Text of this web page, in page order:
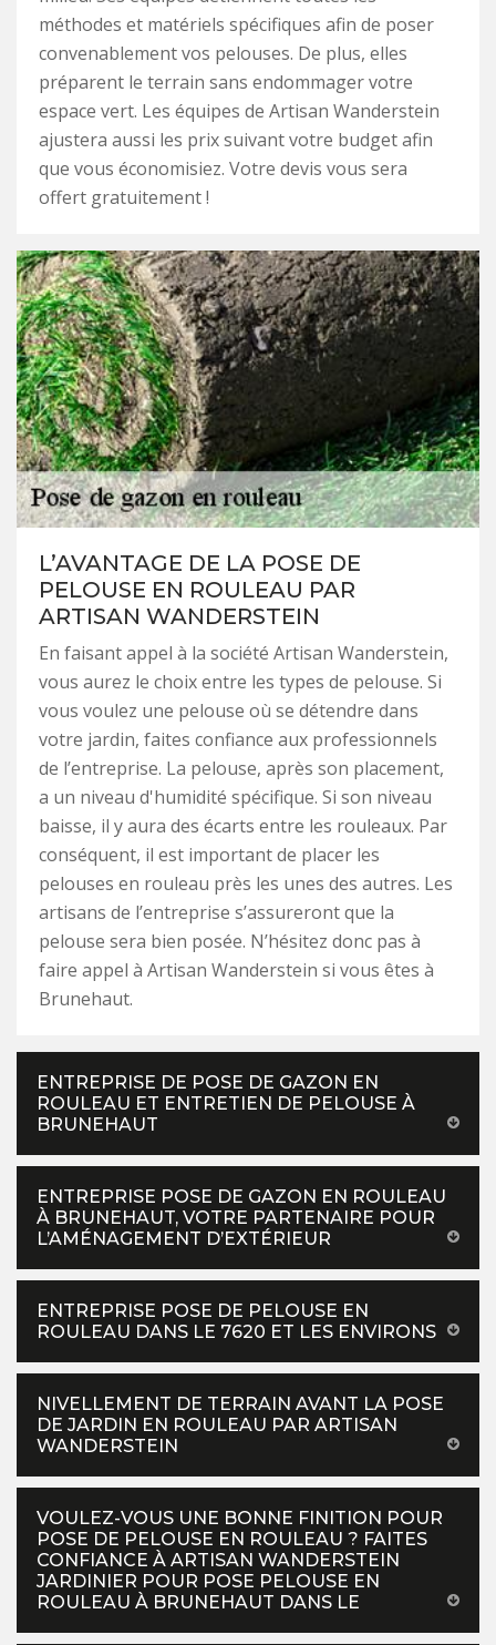
méthodes et matériels spécifiques afin de poser
convenablement vos pelouses. De plus, elles
préparent le terrain sans endommager votre
espace vert. Les équipes de Artisan Wanderstein
ajustera aussi les prix suivant votre budget afin
que vous économisiez. Votre devis vous sera
offert gratuitement !
L’AVANTAGE DE LA POSE DE
PELOUSE EN ROULEAU PAR
ARTISAN WANDERSTEIN
En faisant appel à la société Artisan Wanderstein,
vous aurez le choix entre les types de pelouse. Si
vous voulez une pelouse où se détendre dans
votre jardin, faites confiance aux professionnels
de l’entreprise. La pelouse, après son placement,
a un niveau d'humidité spécifique. Si son niveau
baisse, il y aura des écarts entre les rouleaux. Par
conséquent, il est important de placer les
pelouses en rouleau près les unes des autres. Les
artisans de l’entreprise s’assureront que la
pelouse sera bien posée. N’hésitez donc pas à
faire appel à Artisan Wanderstein si vous êtes à
Brunehaut.
ENTREPRISE DE POSE DE GAZON EN
ROULEAU ET ENTRETIEN DE PELOUSE À
BRUNEHAUT
ENTREPRISE POSE DE GAZON EN ROULEAU
À BRUNEHAUT, VOTRE PARTENAIRE POUR
L’AMÉNAGEMENT D’EXTÉRIEUR
ENTREPRISE POSE DE PELOUSE EN
ROULEAU DANS LE 7620 ET LES ENVIRONS
NIVELLEMENT DE TERRAIN AVANT LA POSE
DE JARDIN EN ROULEAU PAR ARTISAN
WANDERSTEIN
VOULEZ-VOUS UNE BONNE FINITION POUR
POSE DE PELOUSE EN ROULEAU ? FAITES
CONFIANCE À ARTISAN WANDERSTEIN
JARDINIER POUR POSE PELOUSE EN
ROULEAU À BRUNEHAUT DANS LE